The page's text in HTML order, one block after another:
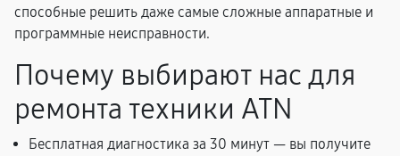
способные решить даже самые сложные аппаратные и
программные неисправности.
Почему выбирают нас для
ремонта техники ATN
Бесплатная диагностика за 30 минут — вы получите